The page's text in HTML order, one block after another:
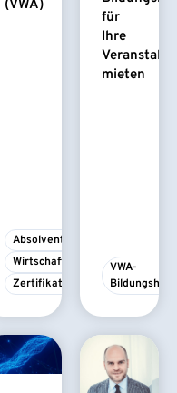
(VWA)
Absolvent/-in
Wirtschaftspsychologie
Zertifikatskurs
für
Ihre
mieten
VWA-
Bildungshaus